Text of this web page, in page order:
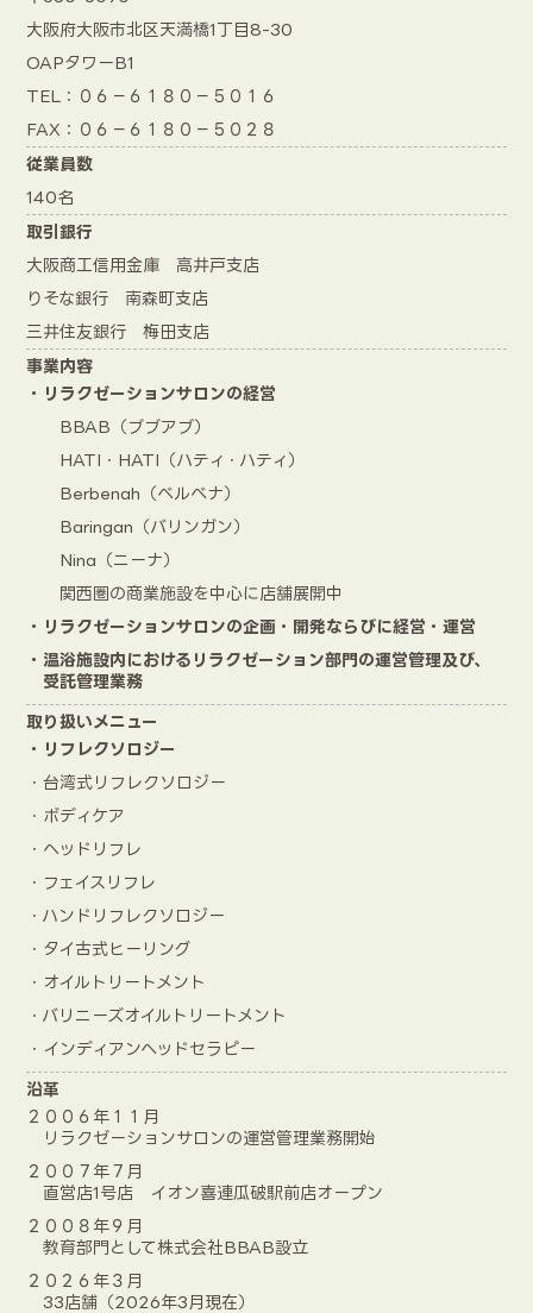
大阪府大阪市北区天満橋1丁目8-30
OAPタワーB1
TEL：０６－６１８０－５０１６
FAX：０６－６１８０－５０２８
従業員数
140名
取引銀行
大阪商工信用金庫 高井戸支店
りそな銀行 南森町支店
三井住友銀行 梅田支店
事業内容
・リラクゼーションサロンの経営
BBAB（ブブアブ）
HATI・HATI（ハティ・ハティ）
Berbenah（ベルベナ）
Baringan（バリンガン）
Nina（ニーナ）
関西圏の商業施設を中心に店舗展開中
・リラクゼーションサロンの企画・開発ならびに経営・運営
・温浴施設内におけるリラクゼーション部門の運営管理及び、
受託管理業務
取り扱いメニュー
・リフレクソロジー
・台湾式リフレクソロジー
・ボディケア
・ヘッドリフレ
・フェイスリフレ
・ハンドリフレクソロジー
・タイ古式ヒーリング
・オイルトリートメント
・バリニーズオイルトリートメント
・インディアンヘッドセラピー
沿革
２００６年１１月
リラクゼーションサロンの運営管理業務開始
２００７年７月
直営店1号店 イオン喜連瓜破駅前店オープン
２００８年９月
教育部門として株式会社BBAB設立
２０２６年３月
33店舗（2026年3月現在）